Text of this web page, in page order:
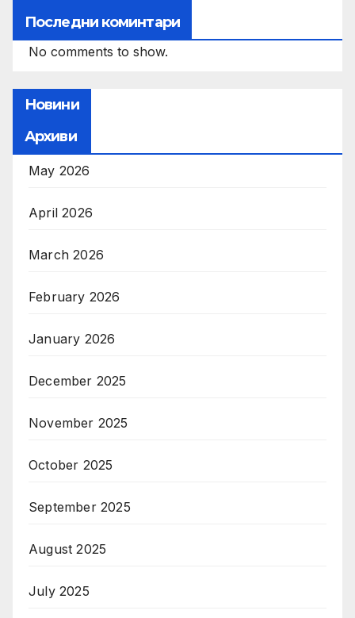
Последни коминтари
No comments to show.
Новини
Архиви
May 2026
April 2026
March 2026
February 2026
January 2026
December 2025
November 2025
October 2025
September 2025
August 2025
July 2025